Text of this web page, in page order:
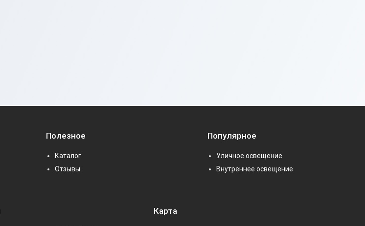
Полезное
Каталог
Отзывы
Популярное
Уличное освещение
Внутреннее освещение
Карта